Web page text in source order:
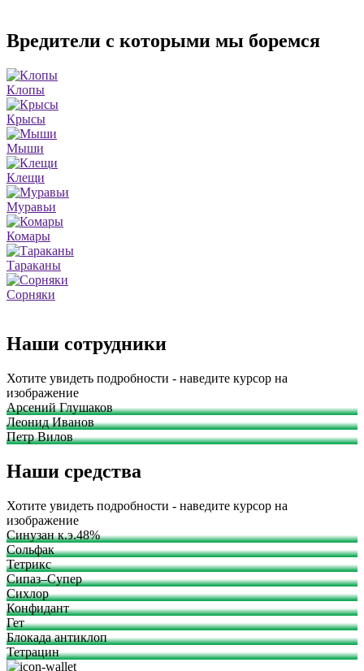
Вредители с которыми мы боремся
Клопы
Крысы
Мыши
Клещи
Муравьи
Комары
Тараканы
Сорняки
Наши сотрудники
Хотите увидеть подробности - наведите курсор на
изображение
Арсений Глушаков
Леонид Иванов
Петр Вилов
Наши средства
Хотите увидеть подробности - наведите курсор на
изображение
Синузан к.э.48%
Сольфак
Тетрикс
Сипаз–Супер
Сихлор
Конфидант
Гет
Блокада антиклоп
Тетрацин